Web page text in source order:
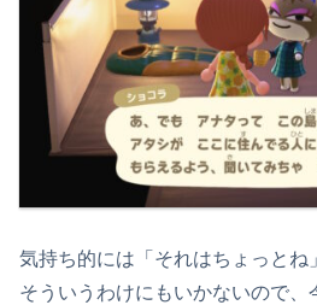
気持ち的には「それはちょっとね
そういうわけにもいかないので、